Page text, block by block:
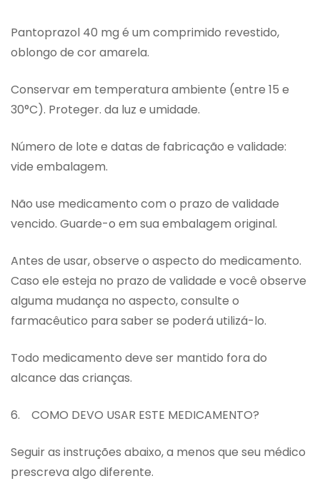
Pantoprazol 40 mg é um comprimido revestido,
oblongo de cor amarela.
Conservar em temperatura ambiente (entre 15 e
30°C). Proteger. da luz e umidade.
Número de lote e datas de fabricação e validade:
vide embalagem.
Não use medicamento com o prazo de validade
vencido. Guarde-o em sua embalagem original.
Antes de usar, observe o aspecto do medicamento.
Caso ele esteja no prazo de validade e você observe
alguma mudança no aspecto, consulte o
farmacêutico para saber se poderá utilizá-lo.
Todo medicamento deve ser mantido fora do
alcance das crianças.
6. COMO DEVO USAR ESTE MEDICAMENTO?
Seguir as instruções abaixo, a menos que seu médico
prescreva algo diferente.